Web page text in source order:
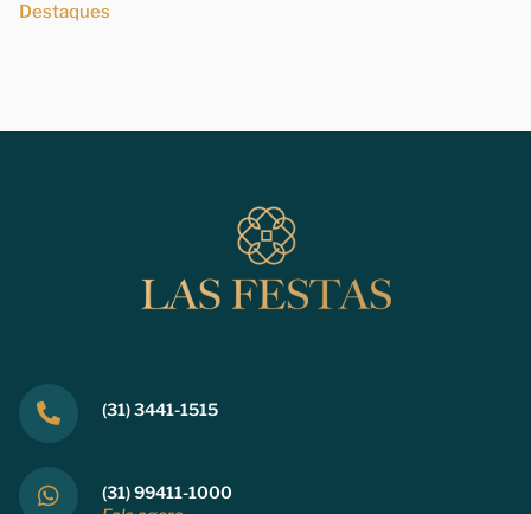
Destaques
(31) 3441-1515
(31) 99411-1000